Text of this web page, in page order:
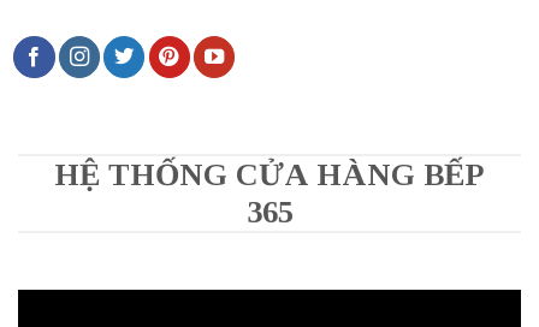
HỆ THỐNG CỬA HÀNG BẾP
365